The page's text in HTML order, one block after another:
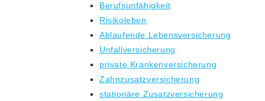
Berufsunfähigkeit
Risikoleben
Ablaufende Lebensversicherung
Unfallversicherung
private Krankenversicherung
Zahnzusatzversicherung
stationäre Zusatzversicherung